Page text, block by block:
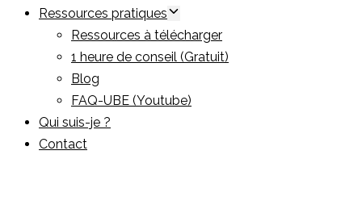
Ressources pratiques
Ressources à télécharger
1 heure de conseil (Gratuit)
Blog
FAQ-UBE (Youtube)
Qui suis-je ?
Contact